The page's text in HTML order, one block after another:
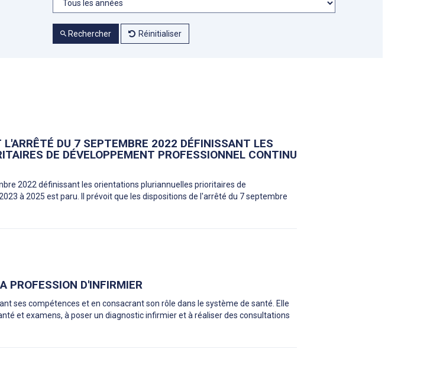
Rechercher Réinitialiser
DU 7 SEPTEMBRE 2022 DÉFINISSANT LES
DE DÉVELOPPEMENT PROFESSIONNEL CONTINU
2022 définissant les orientations pluriannuelles prioritaires de
à 2025 est paru. Il prévoit que les dispositions de l'arrêté du 7 septembre
PROFESSION D'INFIRMIER
ses compétences et en consacrant son rôle dans le système de santé. Elle
et examens, à poser un diagnostic infirmier et à réaliser des consultations